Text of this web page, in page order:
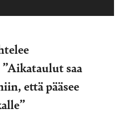
saa
että pääsee